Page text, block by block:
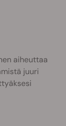
aiheuttaa
juuri